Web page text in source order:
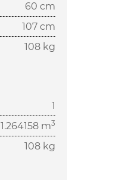
60 cm
107 cm
108 kg
1
1.264158 m3
108 kg